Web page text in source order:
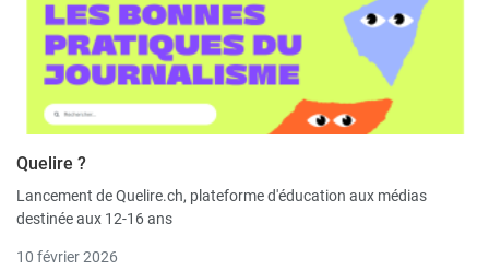
Quelire ?
Lancement de Quelire.ch, plateforme d'éducation aux médias
destinée aux 12-16 ans
10 février 2026